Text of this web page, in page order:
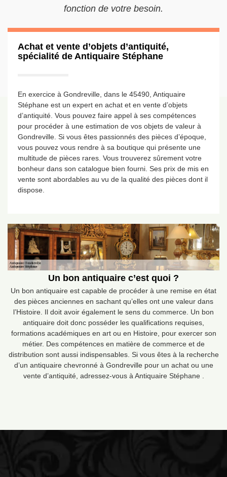
fonction de votre besoin.
Achat et vente d’objets d’antiquité,
spécialité de Antiquaire Stéphane
En exercice à Gondreville, dans le 45490, Antiquaire
Stéphane est un expert en achat et en vente d’objets
d’antiquité. Vous pouvez faire appel à ses compétences
pour procéder à une estimation de vos objets de valeur à
Gondreville. Si vous êtes passionnés des pièces d’époque,
vous pouvez vous rendre à sa boutique qui présente une
multitude de pièces rares. Vous trouverez sûrement votre
bonheur dans son catalogue bien fourni. Ses prix de mis en
vente sont abordables au vu de la qualité des pièces dont il
dispose.
Un bon antiquaire c’est quoi ?
Un bon antiquaire est capable de procéder à une remise en état
des pièces anciennes en sachant qu’elles ont une valeur dans
l’Histoire. Il doit avoir également le sens du commerce. Un bon
antiquaire doit donc posséder les qualifications requises,
formations académiques en art ou en Histoire, pour exercer son
métier. Des compétences en matière de commerce et de
distribution sont aussi indispensables. Si vous êtes à la recherche
d’un antiquaire chevronné à Gondreville pour un achat ou une
vente d’antiquité, adressez-vous à Antiquaire Stéphane .